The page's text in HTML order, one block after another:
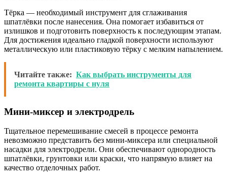
Тёрка — необходимый инструмент для сглаживания
шпатлёвки после нанесения. Она помогает избавиться от
излишков и подготовить поверхность к последующим этапам.
Для достижения идеально гладкой поверхности используют
металлическую или пластиковую тёрку с мелким напылением.
Читайте также: Как выбрать инструменты для
ремонта квартиры с нуля
Мини-миксер и электродрель
Тщательное перемешивание смесей в процессе ремонта
невозможно представить без мини-миксера или специальной
насадки для электродрели. Они обеспечивают однородность
шпатлёвки, грунтовки или краски, что напрямую влияет на
качество отделочных работ.